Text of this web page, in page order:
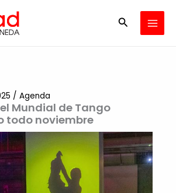
Buscar
Mundial de Tango
todo noviembre
/ Agenda